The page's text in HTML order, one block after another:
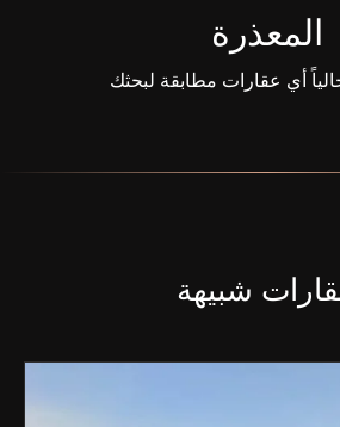
المعذرة
أي عقارات مطابقة لبحثك
شبيهة